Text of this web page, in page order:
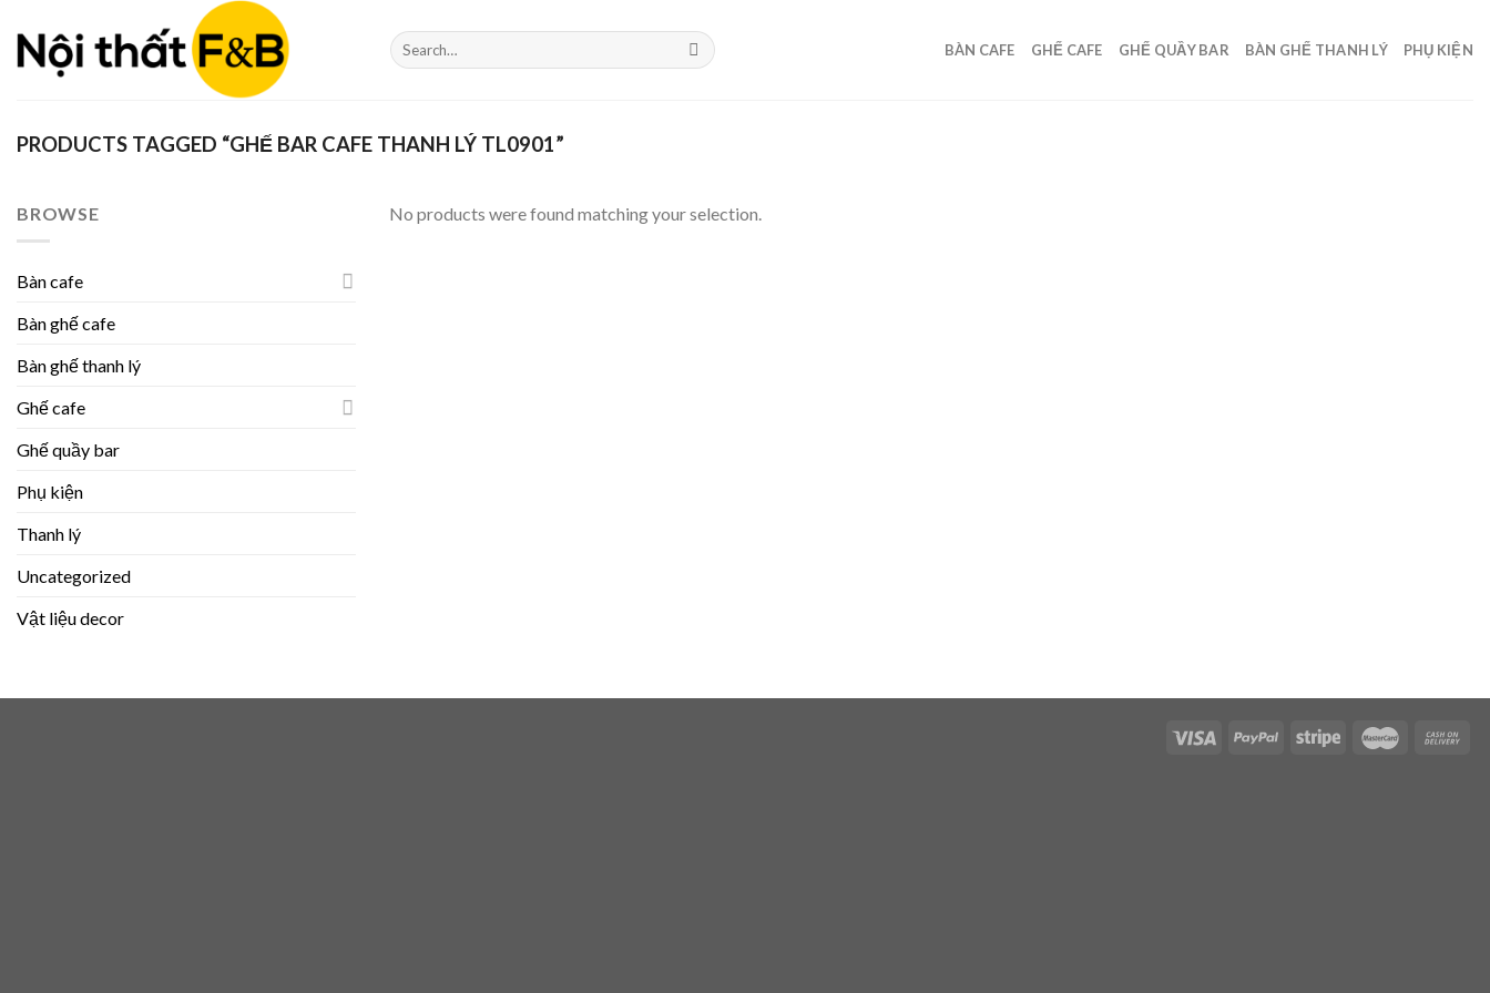
content
Search
for:
BÀN CAFE GHẾ CAFE GHẾ QUẦY BAR BÀN GHẾ THANH LÝ PHỤ KIỆN
PRODUCTS TAGGED “GHẾ BAR CAFE THANH LÝ TL0901”
BROWSE
Bàn cafe
Bàn ghế cafe
Bàn ghế thanh lý
Ghế cafe
Ghế quầy bar
Phụ kiện
Thanh lý
Uncategorized
Vật liệu decor
No products were found matching your selection.